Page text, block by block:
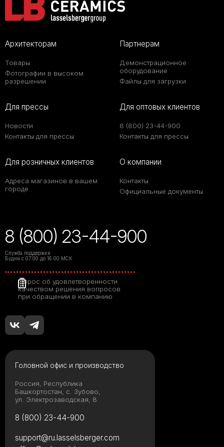
Архитекторам
Товары
Фотографии в высоком
разрешении
Партнерам
Демонстрационное
оборудование
Файлы для загрузки
Для прессы
Новости
Контакты для прессы
Для оптовых клиентов
8 (800) 23-44-900
Контакты для прессы
Для розничных клиентов
Адреса магазинов в вашем
городе
О компании
Контакты
Официальные документы
8 (800) 23-44-900
Служба поддержки
Будни с 07:00 до 16:00 МСК
Опрос об удовлетворенности
качеством решения вопросов
при обращении в компанию
Головной офис и производство
Россия, Республика
Башкортостан, с. Зубово,
ул. Электрозаводская, 8
8 (800) 23-44-900
support@ru.lasselsberger.com